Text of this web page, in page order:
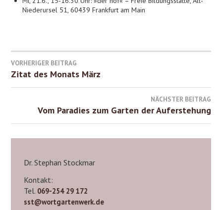
Niederursel 51, 60439 Frankfurt am Main
Beitrags-
Navigation
VORHERIGER BEITRAG
Zitat des Monats März
NÄCHSTER BEITRAG
Vom Paradies zum Garten der Auferstehung
Dr. Stephan Stockmar
Kontakt:
Tel. 069-254 29 172
sst@wortgartenwerk.de